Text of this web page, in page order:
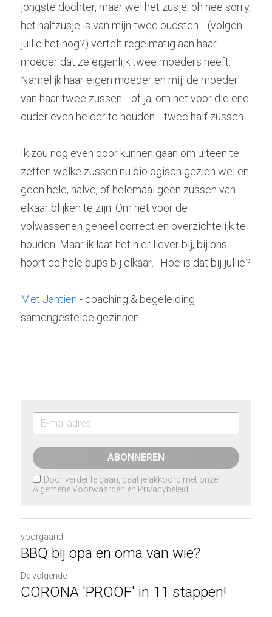
jongste dochter, maar wel het zusje, oh nee sorry,
het halfzusje is van mijn twee oudsten… (volgen
jullie het nog?) vertelt regelmatig aan haar
moeder dat ze eigenlijk twee moeders heeft.
Namelijk haar eigen moeder en mij, de moeder
van haar twee zussen… of ja, om het voor die ene
ouder even helder te houden… twee half zussen.
Ik zou nog even door kunnen gaan om uiteen te
zetten welke zussen nu biologisch gezien wel en
geen hele, halve, of helemaal geen zussen van
elkaar blijken te zijn. Om het voor de
volwassenen geheel correct en overzichtelijk te
houden. Maar ik laat het hier liever bij, bij ons
hoort de hele bups bij elkaar… Hoe is dat bij jullie?
Met Jantien - coaching & begeleiding
samengestelde gezinnen
ABONNEREN
Door verder te gaan, gaat je akkoord met onze
Algemene Voorwaarden en Privacybeleid
voorgaand
BBQ bij opa en oma van wie?
De volgende
CORONA 'PROOF' in 11 stappen!